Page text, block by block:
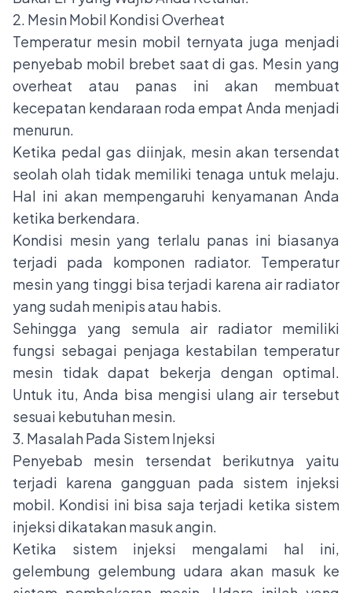
2. Mesin Mobil Kondisi Overheat
Temperatur mesin mobil ternyata juga menjadi
penyebab mobil brebet saat di gas. Mesin yang
overheat atau panas ini akan membuat
kecepatan kendaraan roda empat Anda menjadi
menurun.
Ketika pedal gas diinjak, mesin akan tersendat
seolah olah tidak memiliki tenaga untuk melaju.
Hal ini akan mempengaruhi kenyamanan Anda
ketika berkendara.
Kondisi mesin yang terlalu panas ini biasanya
terjadi pada komponen radiator. Temperatur
mesin yang tinggi bisa terjadi karena air radiator
yang sudah menipis atau habis.
Sehingga yang semula air radiator memiliki
fungsi sebagai penjaga kestabilan temperatur
mesin tidak dapat bekerja dengan optimal.
Untuk itu, Anda bisa mengisi ulang air tersebut
sesuai kebutuhan mesin.
3. Masalah Pada Sistem Injeksi
Penyebab mesin tersendat berikutnya yaitu
terjadi karena gangguan pada sistem injeksi
mobil. Kondisi ini bisa saja terjadi ketika sistem
injeksi dikatakan masuk angin.
Ketika sistem injeksi mengalami hal ini,
gelembung gelembung udara akan masuk ke